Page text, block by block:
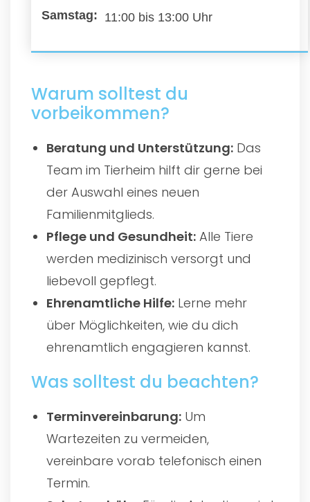
11:00 bis 13:00 Uhr
Warum solltest du
vorbeikommen?
Beratung und Unterstützung: Das
Team im Tierheim hilft dir gerne bei
der Auswahl eines neuen
Familienmitglieds.
Pflege und Gesundheit: Alle Tiere
werden medizinisch versorgt und
liebevoll gepflegt.
Ehrenamtliche Hilfe: Lerne mehr
über Möglichkeiten, wie du dich
ehrenamtlich engagieren kannst.
Was solltest du beachten?
Terminvereinbarung: Um
Wartezeiten zu vermeiden,
vereinbare vorab telefonisch einen
Termin.